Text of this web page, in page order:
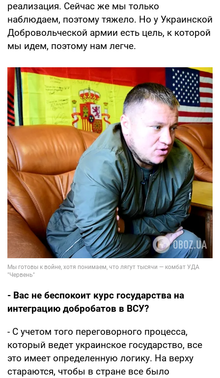
реализация. Сейчас же мы только
наблюдаем, поэтому тяжело. Но у Украинской
Добровольческой армии есть цель, к которой
мы идем, поэтому нам легче.
- Вас не беспокоит курс государства на
интеграцию добробатов в ВСУ?
- С учетом того переговорного процесса,
который ведет украинское государство, все
это имеет определенную логику. На верху
стараются, чтобы в стране все было